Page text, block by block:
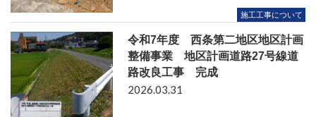
施工工事について
令和7年度 西条第二地区地区計画
整備事業 地区計画道路27号線道
路改良工事 完成
2026.03.31